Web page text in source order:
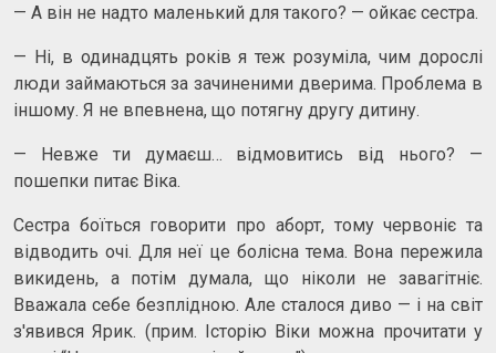
— А він не надто маленький для такого? — ойкає сестра.
— Ні, в одинадцять років я теж розуміла, чим дорослі
люди займаються за зачиненими дверима. Проблема в
іншому. Я не впевнена, що потягну другу дитину.
— Невже ти думаєш… відмовитись від нього? —
пошепки питає Віка.
Сестра боїться говорити про аборт, тому червоніє та
відводить очі. Для неї це болісна тема. Вона пережила
викидень, а потім думала, що ніколи не завагітніє.
Вважала себе безплідною. Але сталося диво — і на світ
з'явився Ярик. (прим. Історію Віки можна прочитати у